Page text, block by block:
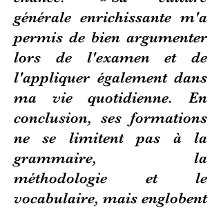
générale enrichissante m'a
permis de bien argumenter
lors de l'examen et de
l'appliquer également dans
ma vie quotidienne. En
conclusion, ses formations
ne se limitent pas à la
grammaire, la
méthodologie et le
vocabulaire, mais englobent